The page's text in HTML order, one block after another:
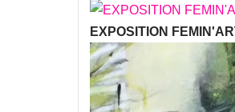
EXPOSITION